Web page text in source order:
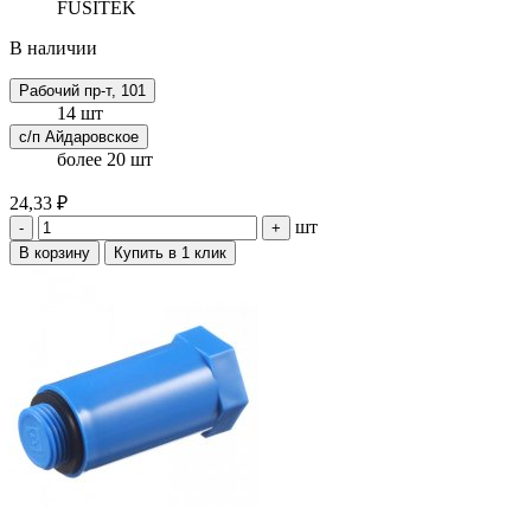
FUSITEK
В наличии
Рабочий пр-т, 101
14 шт
с/п Айдаровское
более 20 шт
24,33 ₽
- + шт
В корзину Купить в 1 клик